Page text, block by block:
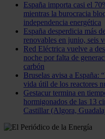
España importa casi el
mientras la burocracia
independencia energética
España desperdicia más
renovables en junio, seis
Red Eléctrica vuelve a
noche por falta de
carbón
Bruselas avisa a España:
vida útil de los reactores
Gestacur termina en
hormigonados de las 13
Castillar (Algora,